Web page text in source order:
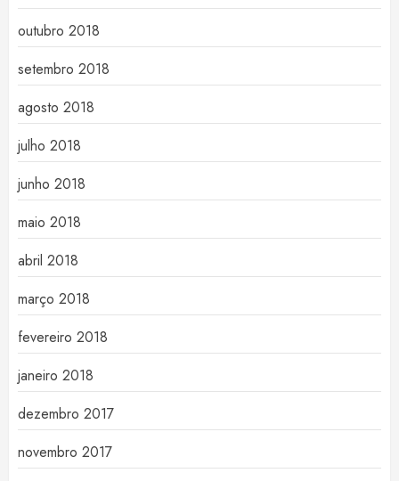
outubro 2018
setembro 2018
agosto 2018
julho 2018
junho 2018
maio 2018
abril 2018
março 2018
fevereiro 2018
janeiro 2018
dezembro 2017
novembro 2017